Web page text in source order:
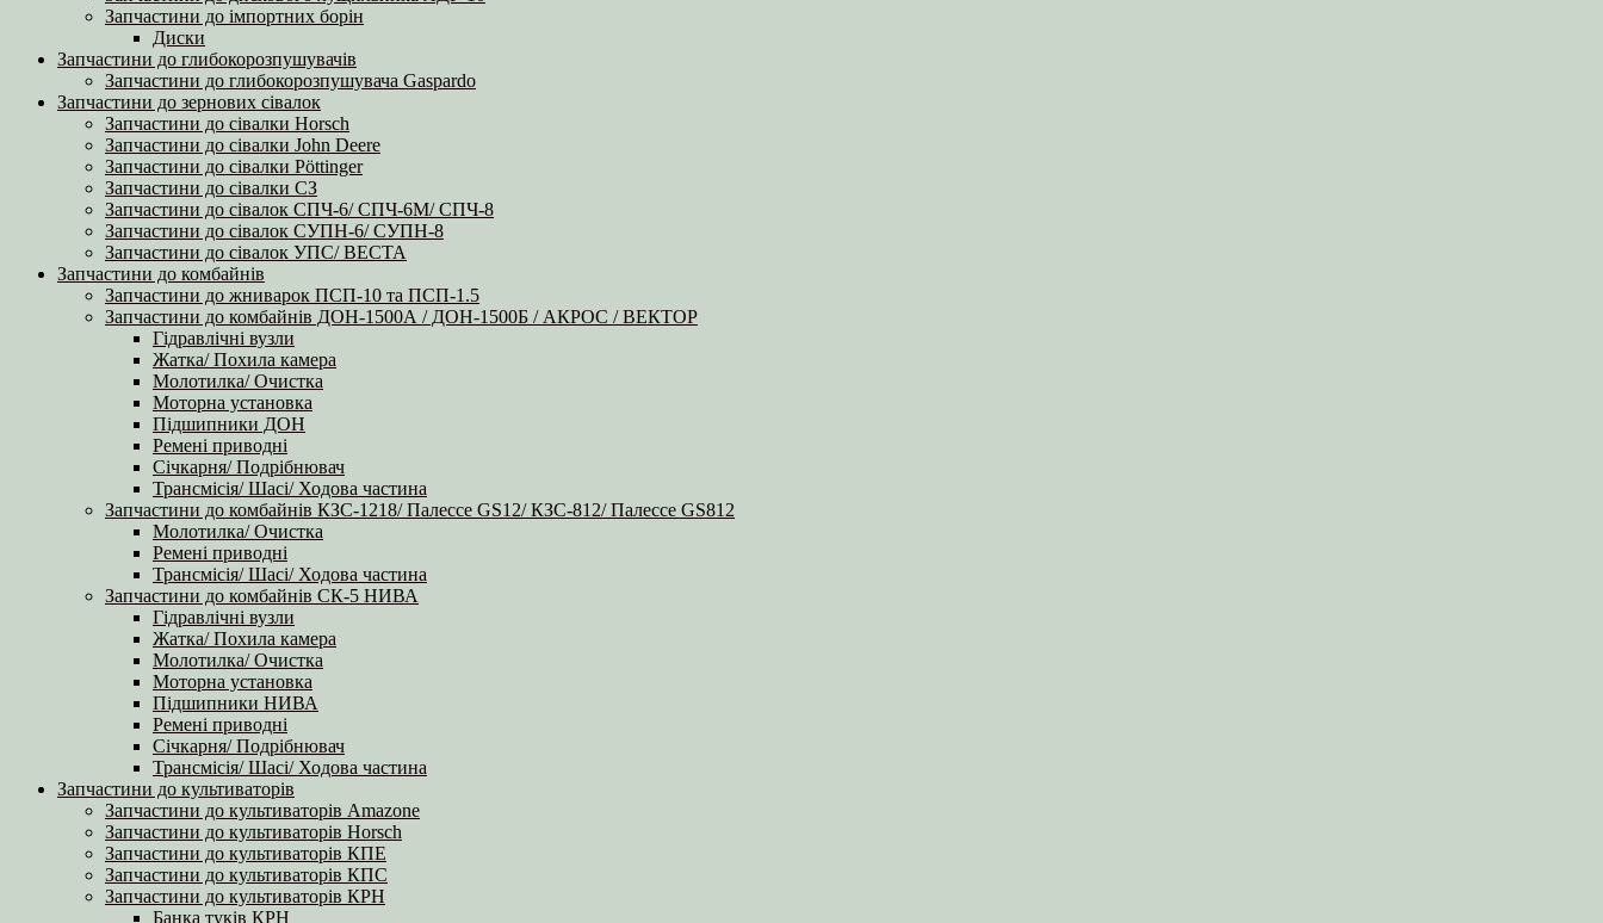
Запчастини до імпортних борін
Диски
Запчастини до глибокорозпушувачів
Запчастини до глибокорозпушувача Gaspardo
Запчастини до зернових сівалок
Запчастини до сівалки Horsch
Запчастини до сівалки John Deere
Запчастини до сівалки Pöttinger
Запчастини до сівалки СЗ
Запчастини до сівалок СПЧ-6/ СПЧ-6М/ СПЧ-8
Запчастини до сівалок СУПН-6/ СУПН-8
Запчастини до сівалок УПС/ ВЕСТА
Запчастини до комбайнів
Запчастини до жниварок ПСП-10 та ПСП-1.5
Запчастини до комбайнів ДОН-1500А / ДОН-1500Б / АКРОС / ВЕКТОР
Гідравлічні вузли
Жатка/ Похила камера
Молотилка/ Очистка
Моторна установка
Підшипники ДОН
Ремені приводні
Січкарня/ Подрібнювач
Трансмісія/ Шасі/ Ходова частина
Запчастини до комбайнів КЗС-1218/ Палессе GS12/ КЗС-812/ Палессе GS812
Молотилка/ Очистка
Ремені приводні
Трансмісія/ Шасі/ Ходова частина
Запчастини до комбайнів СК-5 НИВА
Гідравлічні вузли
Жатка/ Похила камера
Молотилка/ Очистка
Моторна установка
Підшипники НИВА
Ремені приводні
Січкарня/ Подрібнювач
Трансмісія/ Шасі/ Ходова частина
Запчастини до культиваторів
Запчастини до культиваторів Amazone
Запчастини до культиваторів Horsch
Запчастини до культиваторів КПЕ
Запчастини до культиваторів КПС
Запчастини до культиваторів КРН
Банка туків КРН